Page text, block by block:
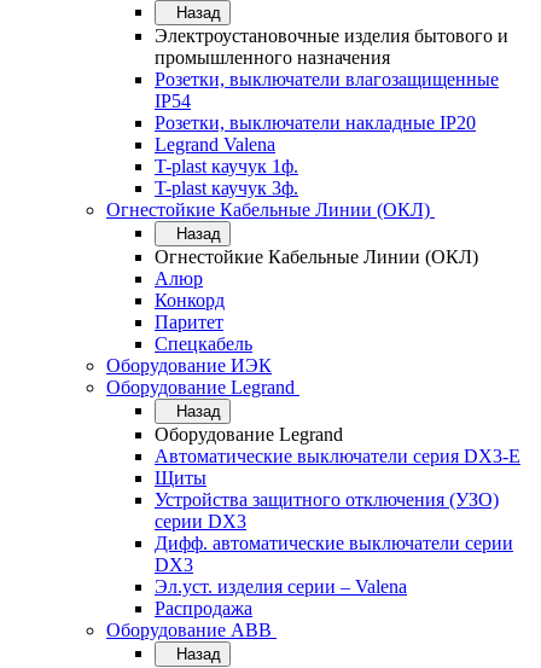
Назад
Электроустановочные изделия бытового и
промышленного назначения
Розетки, выключатели влагозащищенные
IP54
Розетки, выключатели накладные IP20
Legrand Valena
T-plast каучук 1ф.
T-plast каучук 3ф.
Огнестойкие Кабельные Линии (ОКЛ)
Назад
Огнестойкие Кабельные Линии (ОКЛ)
Алюр
Конкорд
Паритет
Спецкабель
Оборудование ИЭК
Оборудование Legrand
Назад
Оборудование Legrand
Автоматические выключатели серия DX3-E
Щиты
Устройства защитного отключения (УЗО)
серии DX3
Дифф. автоматические выключатели серии
DX3
Эл.уст. изделия серии – Valena
Распродажа
Оборудование АВВ
Назад